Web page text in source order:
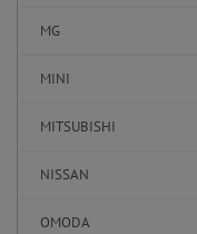
MG
MINI
MITSUBISHI
NISSAN
OMODA